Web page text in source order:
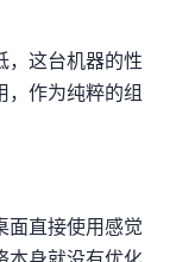
较低，这台机器的性
，作为纯粹的组
程桌面直接使用感觉